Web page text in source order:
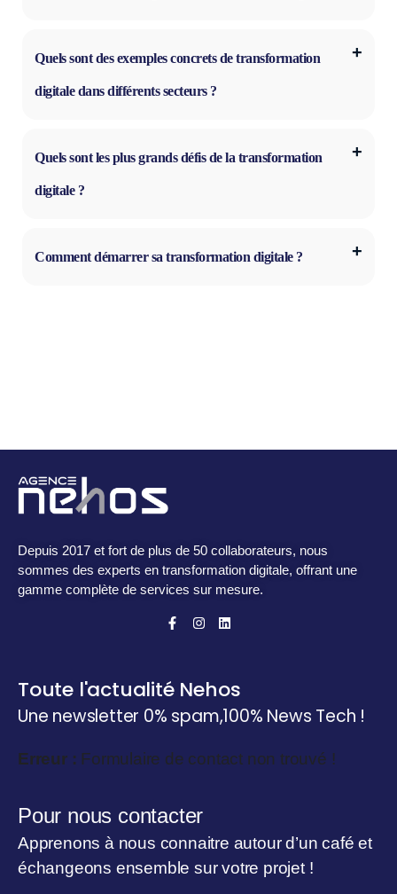
Quels sont des exemples concrets de transformation
digitale dans différents secteurs ?
Quels sont les plus grands défis de la transformation
digitale ?
Comment démarrer sa transformation digitale ?
Depuis 2017 et fort de plus de 50 collaborateurs, nous
sommes des experts en transformation digitale, offrant une
gamme complète de services sur mesure.
Toute l'actualité Nehos
Une newsletter 0% spam,100% News Tech !
Erreur : Formulaire de contact non trouvé !
Pour nous contacter
Apprenons à nous connaitre autour d’un café et
échangeons ensemble sur votre projet !